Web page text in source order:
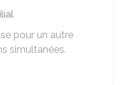
pour un autre
simultanées.